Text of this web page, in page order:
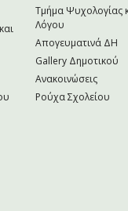
Τμήμα Ψυχολογίας
Λόγου
Απογευματινά ΔΗ
Gallery Δημοτικού
Ανακοινώσεις
Ρούχα Σχολείου